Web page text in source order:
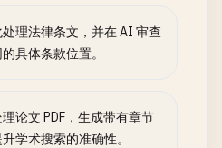
理法律条文，并在 AI 审查
具体条款位置。
论文 PDF，生成带有章节
学术搜索的准确性。